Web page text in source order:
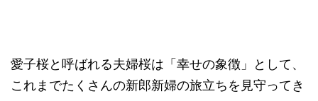
愛子桜と呼ばれる夫婦桜は「幸せの象徴」として、
これまでたくさんの新郎新婦の旅立ちを見守ってき